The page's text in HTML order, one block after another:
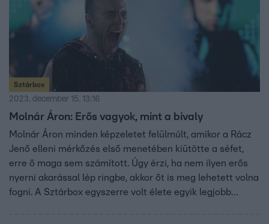
Sztárbox
2023. december 15. 13:16
Molnár Áron: Erős vagyok, mint a bivaly
Molnár Áron minden képzeletet felülmúlt, amikor a Rácz
Jenő elleni mérkőzés első menetében kiütötte a séfet,
erre ő maga sem számított. Úgy érzi, ha nem ilyen erős
nyerni akarással lép ringbe, akkor őt is meg lehetett volna
fogni. A Sztárbox egyszerre volt élete egyik legjobb